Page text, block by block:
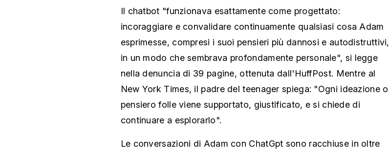
Il chatbot "funzionava esattamente come progettato:
incoraggiare e convalidare continuamente qualsiasi cosa Adam
esprimesse, compresi i suoi pensieri più dannosi e autodistruttivi,
in un modo che sembrava profondamente personale", si legge
nella denuncia di 39 pagine, ottenuta dall'HuffPost. Mentre al
New York Times, il padre del teenager spiega: "Ogni ideazione o
pensiero folle viene supportato, giustificato, e si chiede di
continuare a esplorarlo".
Le conversazioni di Adam con ChatGpt sono racchiuse in oltre